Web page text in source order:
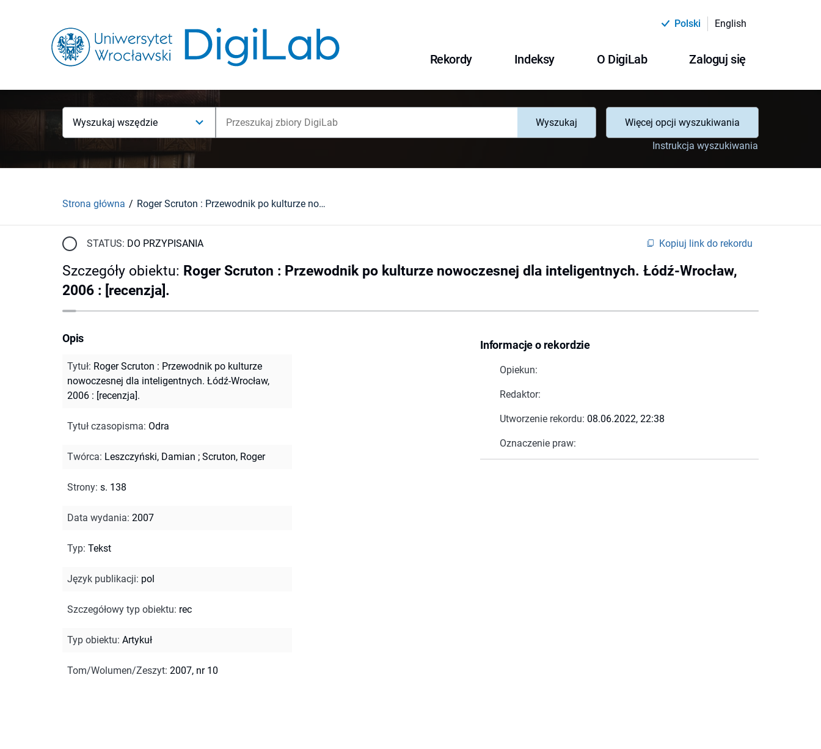
Polski English
Rekordy Indeksy O DigiLab Zaloguj się
Wyszukaj wszędzie Wyszukaj
Więcej opcji wyszukiwania
Instrukcja wyszukiwania
Strona główna Roger Scruton : Przewodnik po kulturze nowoczesnej dla inteligentnych. Łódź-Wrocław, 2006 : [recenzja].
STATUS: DO PRZYPISANIA Kopiuj link do rekordu
Szczegóły obiektu: Roger Scruton : Przewodnik po kulturze nowoczesnej dla inteligentnych. Łódź-Wrocław,
2006 : [recenzja].
Informacje o rekordzie
Opiekun:
Redaktor:
Utworzenie rekordu: 08.06.2022, 22:38
Oznaczenie praw:
Opis
Tytuł: Roger Scruton : Przewodnik po kulturze
nowoczesnej dla inteligentnych. Łódź-Wrocław,
2006 : [recenzja].
Tytuł czasopisma: Odra
Twórca: Leszczyński, Damian ; Scruton, Roger
Strony: s. 138
Data wydania: 2007
Typ: Tekst
Język publikacji: pol
Szczegółowy typ obiektu: rec
Typ obiektu: Artykuł
Tom/Wolumen/Zeszyt: 2007, nr 10